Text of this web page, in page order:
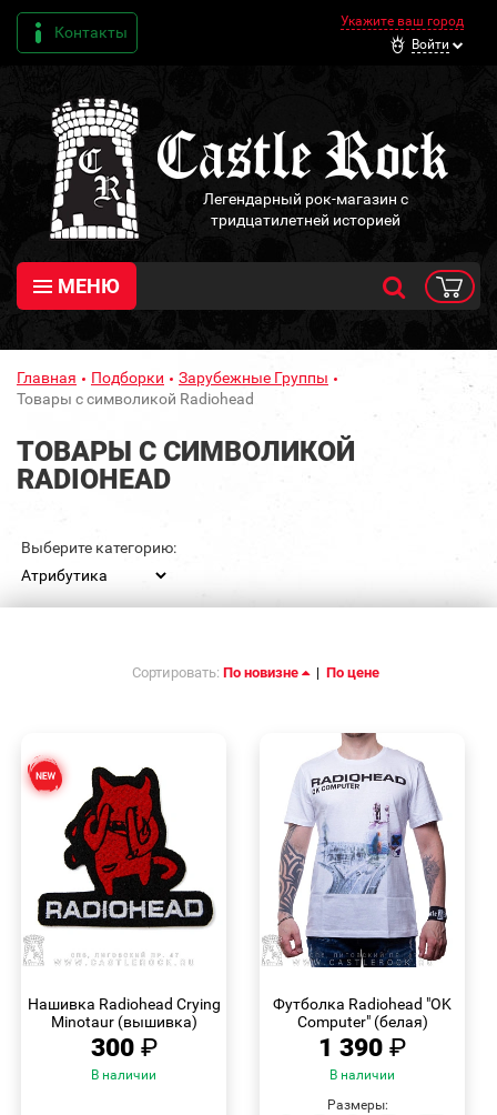
Контакты
Укажите ваш город
Войти
Легендарный рок-магазин с
тридцатилетней историей
МЕНЮ
Главная Подборки
Зарубежные Группы
Товары с символикой Radiohead
ТОВАРЫ С СИМВОЛИКОЙ
RADIOHEAD
Выберите категорию:
Сортировать: По новизне | По цене
Нашивка Radiohead Crying
Minotaur (вышивка)
300 ₽
В наличии
Футболка Radiohead "OK
Computer" (белая)
1 390 ₽
В наличии
Размеры: